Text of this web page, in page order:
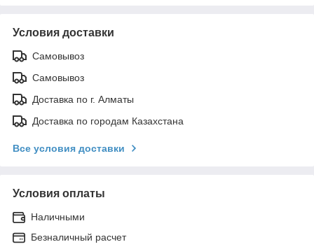
Условия доставки
Самовывоз
Самовывоз
Доставка по г. Алматы
Доставка по городам Казахстана
Все условия доставки
Условия оплаты
Наличными
Безналичный расчет